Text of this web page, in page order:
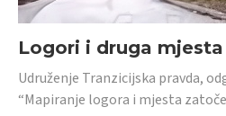
Logori i druga
Udruženje Tranzicijska pravda,
“Mapiranje logora i mjesta